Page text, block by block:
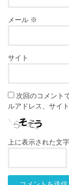
メール ※
サイト
次回のコメント
ルアドレス、サイ
上に表示された文